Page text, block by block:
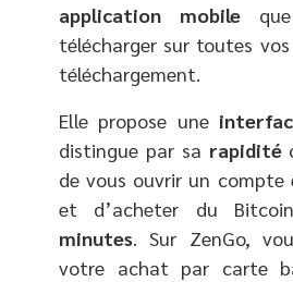
application mobileque
télécharger sur toutes
téléchargement.
Elle propose une
distingue par sa rapidité
de vous ouvrir un compte
et d’acheter du
minutes. Sur ZenGo,
votre achat par carte